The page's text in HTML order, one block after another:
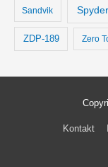
Sandvik
ZDP-189 Zero
Kontakt